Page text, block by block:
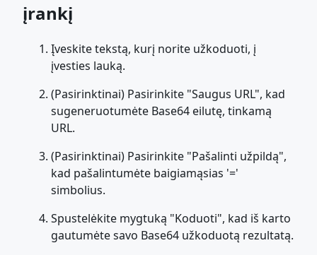
įrankį
Įveskite tekstą, kurį norite užkoduoti, į
įvesties lauką.
(Pasirinktinai) Pasirinkite "Saugus URL", kad
sugeneruotumėte Base64 eilutę, tinkamą
URL.
(Pasirinktinai) Pasirinkite "Pašalinti užpildą",
kad pašalintumėte baigiamąsias '='
simbolius.
Spustelėkite mygtuką "Koduoti", kad iš karto
gautumėte savo Base64 užkoduotą rezultatą.